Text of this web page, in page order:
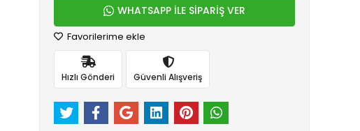
WHATSAPP İLE SİPARİŞ VER
Favorilerime ekle
Hızlı Gönderi Güvenli Alışveriş